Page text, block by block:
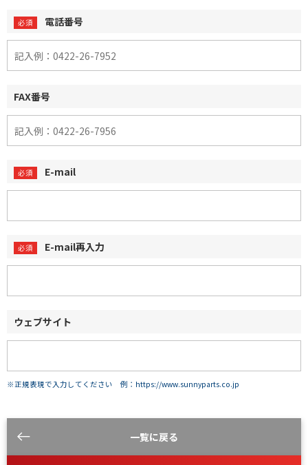
電話番号
FAX番号
E-mail
E-mail再入力
ウェブサイト
※正規表現で入力してください 例：https://www.sunnyparts.co.jp
一覧に戻る